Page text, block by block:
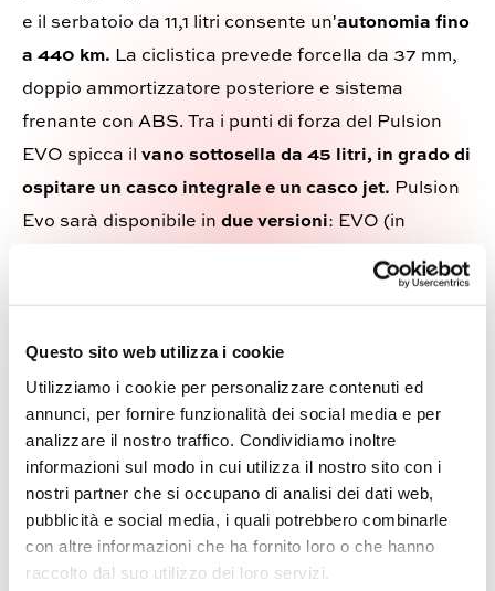
Questo sito web utilizza i cookie
Utilizziamo i cookie per personalizzare contenuti ed
annunci, per fornire funzionalità dei social media e per
analizzare il nostro traffico. Condividiamo inoltre
informazioni sul modo in cui utilizza il nostro sito con i
nostri partner che si occupano di analisi dei dati web,
pubblicità e social media, i quali potrebbero combinarle
con altre informazioni che ha fornito loro o che hanno
raccolto dal suo utilizzo dei loro servizi.
e il serbatoio da 11,1 litri consente un'autonomia fino
a 440 km. La ciclistica prevede forcella da 37 mm,
doppio ammortizzatore posteriore e sistema
frenante con ABS. Tra i punti di forza del Pulsion
EVO spicca il vano sottosella da 45 litri, in grado di
ospitare un casco integrale e un casco jet. Pulsion
Evo sarà disponibile in due versioni: EVO (in
alto. Pulsion EVO è offerto con una
4 anni o 60.000 km, valida in tutta Europa, Regno
Unito, Norvegia e Svizzera.
Padiglione 9 _ Stand Q54